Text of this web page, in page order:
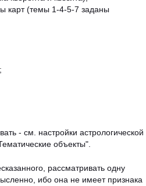
карт (темы 1-4-5-7 заданы
- см. настройки астрологической
объекты".
рассматривать одну
ибо она не имеет признака